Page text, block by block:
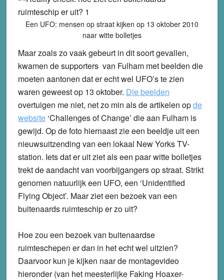
Een UFO: mensen op straat kijken op 13 oktober 2010
naar witte bolletjes
Maar zoals zo vaak gebeurt in dit soort gevallen,
kwamen de supporters van Fulham met beelden die
moeten aantonen dat er echt wel UFO’s te zien
waren geweest op 13 oktober. Die beelden
overtuigen me niet, net zo min als de artikelen opde
website‘Challenges of Change’ die aan Fulham is
gewijd. Op de foto hiernaast zie een beeldje uit een
nieuwsuitzending van een lokaal New Yorks TV-
station. Iets dat er uit ziet als een paar witte bolletjes
trekt de aandacht van voorbijgangers op straat. Strikt
genomen natuurlijk een UFO, een ‘Unidentified
Flying Object’. Maar ziet een bezoek van een
buitenaards ruimteschip er zo uit?
Hoe zou een bezoek van buitenaardse
ruimteschepen er dan in het echt wel uitzien?
Daarvoor kun je kijken naar de montagevideo
hieronder (van het meesterlijke Faking Hoaxer-